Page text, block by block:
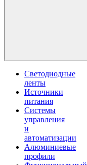
Светодиодные
ленты
Источники
питания
Системы
управления
и
автоматизации
Алюминиевые
профили